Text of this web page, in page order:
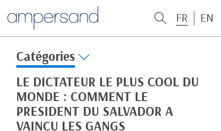
FR EN
Catégories
LE DICTATEUR LE PLUS COOL DU
MONDE : COMMENT LE
PRESIDENT DU SALVADOR A
VAINCU LES GANGS